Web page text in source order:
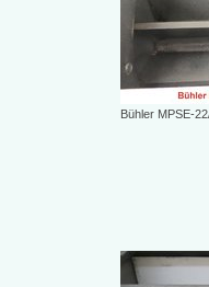
Bühler MPSE-